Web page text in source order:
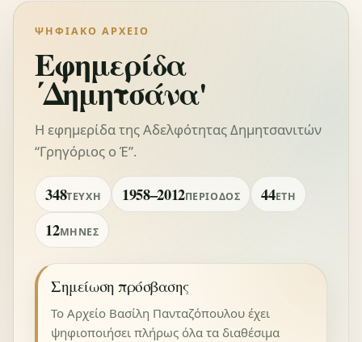
ΨΗΦΙΑΚΌ ΑΡΧΕΊΟ
Εφημερίδα
΄Δημητσάνα'
Η εφημερίδα της Αδελφότητας Δημητσανιτών
“Γρηγόριος ο Έ”.
348ΤΕΎΧΗ 1958–2012ΠΕΡΊΟΔΟΣ 44ΈΤΗ
12ΜΉΝΕΣ
Σημείωση πρόσβασης
Το Αρχείο Βασίλη Πανταζόπουλου έχει
ψηφιοποιήσει πλήρως όλα τα διαθέσιμα